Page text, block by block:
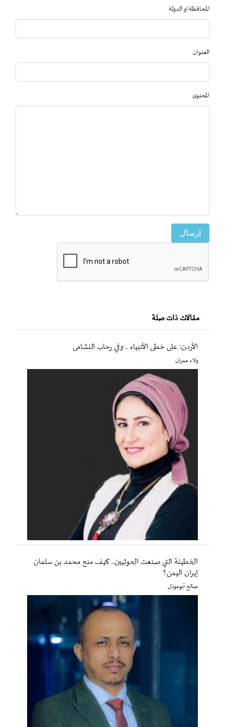
المحافظة او الدولة
العنوان
المحتوى
إرسال
مقالات ذات صلة
الأردن: على خطى الأنبياء .. وفي رحاب النشامى
ولاء عمران
الخطيئة التي صنعت الحوثيين.. كيف منح محمد بن سلمان
إيران اليمن؟
صالح أبوعوذل